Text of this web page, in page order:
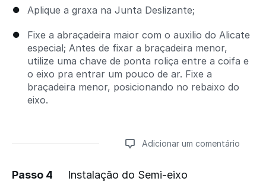
Aplique a graxa na Junta Deslizante;
Fixe a abraçadeira maior com o auxilio do Alicate
especial; Antes de fixar a braçadeira menor,
utilize uma chave de ponta roliça entre a coifa e
o eixo pra entrar um pouco de ar. Fixe a
braçadeira menor, posicionando no rebaixo do
eixo.
Adicionar um comentário
Passo 4 Instalação do Semi-eixo